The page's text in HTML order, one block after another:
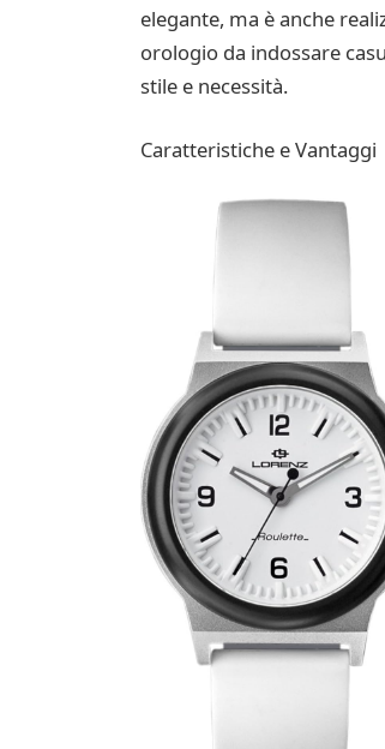
elegante, ma è anche
orologio da indossare
stile e necessità.
Caratteristiche e Vantaggi